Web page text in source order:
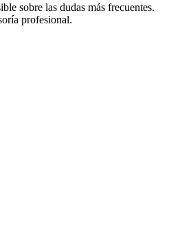
sobre las dudas más frecuentes.
profesional.